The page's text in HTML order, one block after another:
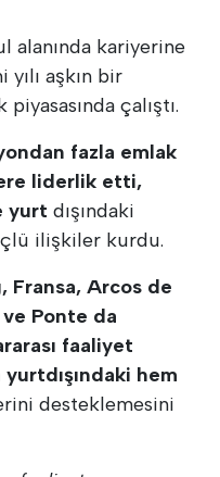
alanında kariyerine
yılı aşkın bir
çalıştı.
fazla emlak
liderlik etti,
yurt dışındaki
ilişkiler kurdu.
Fransa, Arcos de
Ponte da
faaliyet
hem
desteklemesini